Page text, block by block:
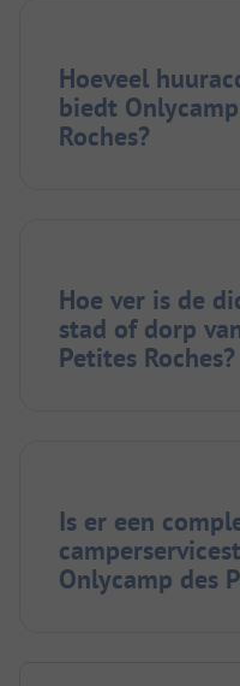
Hoeveel
biedt
Roches?
Hoe ver is de
stad of dorp
Petites Roches?
Is er een
Onlycamp des